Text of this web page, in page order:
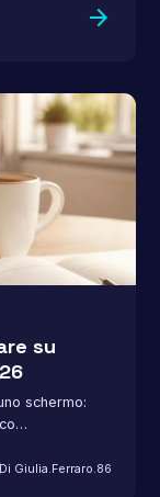
arrow_forward
su
schermo:
Di Giulia.Ferraro.86